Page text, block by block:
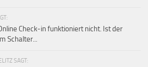
Check-in funktioniert nicht. Ist der
Schalter...
SAGT: